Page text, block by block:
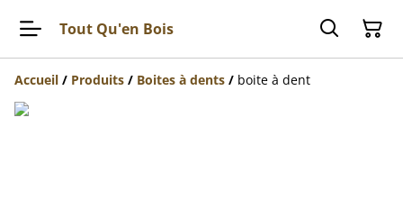
Tout Qu'en Bois
Accueil / Produits / Boites à dents / boite à dent